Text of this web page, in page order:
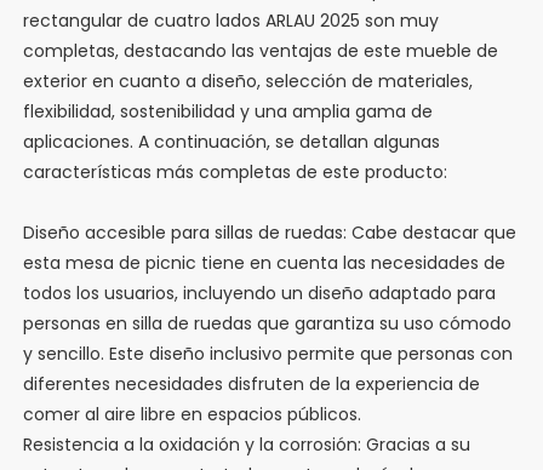
rectangular de cuatro lados ARLAU 2025 son muy
completas, destacando las ventajas de este mueble de
exterior en cuanto a diseño, selección de materiales,
flexibilidad, sostenibilidad y una amplia gama de
aplicaciones. A continuación, se detallan algunas
características más completas de este producto:
Diseño accesible para sillas de ruedas: Cabe destacar que
esta mesa de picnic tiene en cuenta las necesidades de
todos los usuarios, incluyendo un diseño adaptado para
personas en silla de ruedas que garantiza su uso cómodo
y sencillo. Este diseño inclusivo permite que personas con
diferentes necesidades disfruten de la experiencia de
comer al aire libre en espacios públicos.
Resistencia a la oxidación y la corrosión: Gracias a su